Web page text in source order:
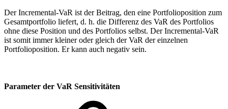
Der Incremental-VaR ist der Beitrag, den eine Portfolioposition zum
Gesamtportfolio liefert, d. h. die Differenz des VaR des Portfolios
ohne diese Position und des Portfolios selbst. Der Incremental-VaR
ist somit immer kleiner oder gleich der VaR der einzelnen
Portfolioposition. Er kann auch negativ sein.
Parameter der VaR Sensitivitäten